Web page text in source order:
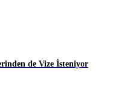
de Vize İsteniyor